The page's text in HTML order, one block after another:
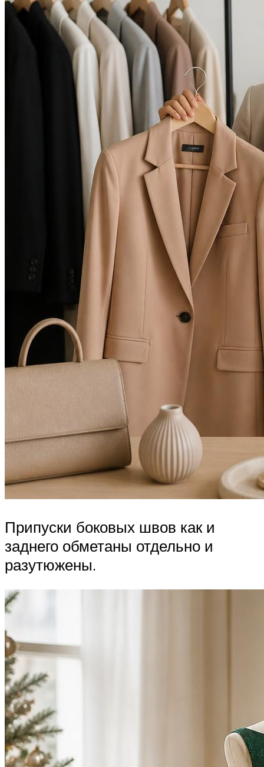
Припуски боковых швов как и
заднего обметаны отдельно и
разутюжены.